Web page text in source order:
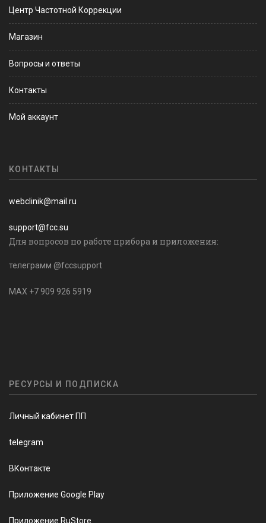
Центр Частотной Коррекции
Магазин
Вопросы и ответы
Контакты
Мой аккаунт
КОНТАКТЫ
webclinik@mail.ru
support@fcc.su
Для вопросов по работе прибора и приложения:
телеграмм @fccsupport
MAX +7 909 926 5919
РЕСУРСЫ И ПОДПИСКА
Личный кабинет ПП
telegram
ВКонтакте
Приложение Google Play
Приложение RuStore